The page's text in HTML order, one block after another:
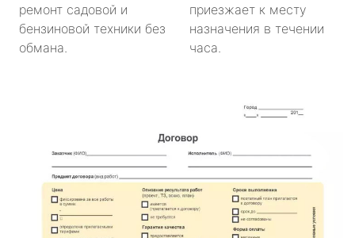
ремонт садовой и
бензиновой техники без
обмана.
приезжает к месту
назначения в течении
часа.